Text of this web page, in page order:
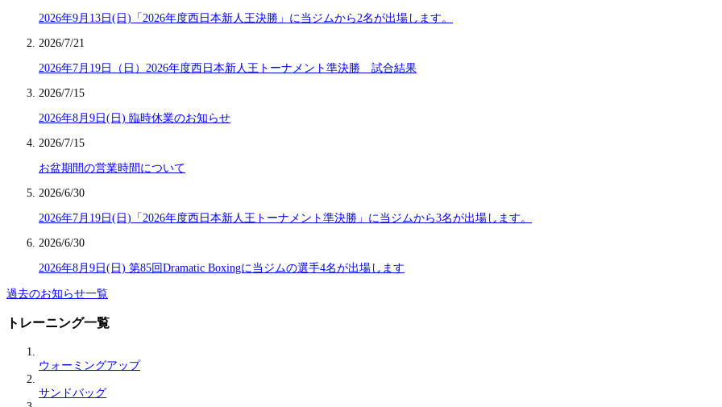
2026年9月13日(日)「2026年度西日本新人王決勝」に当ジムから2名が出場します。
2026/7/21
2026年7月19日（日）2026年度西日本新人王トーナメント準決勝 試合結果
2026/7/15
2026年8月9日(日) 臨時休業のお知らせ
2026/7/15
お盆期間の営業時間について
2026/6/30
2026年7月19日(日)「2026年度西日本新人王トーナメント準決勝」に当ジムから3名が出場します。
2026/6/30
2026年8月9日(日) 第85回Dramatic Boxingに当ジムの選手4名が出場します
過去のお知らせ一覧
トレーニング一覧
ウォーミングアップ
サンドバッグ